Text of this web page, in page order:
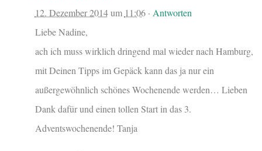
12. Dezember 2014um 11:06· Antworten
Liebe Nadine,
ach ich muss wirklich dringend mal wieder nach Hamburg,
mit Deinen Tipps im Gepäck kann das ja nur ein
außergewöhnlich schönes Wochenende werden… Lieben
Dank dafür und einen tollen Start in das 3.
Adventswochenende! Tanja